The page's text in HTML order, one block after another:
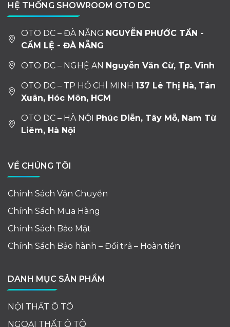
HỆ THỐNG SHOWROOM OTO DC
OTO DC – ĐÀ NẴNG NGUYỄN PHƯỚC TẦN -
CẨM LỆ - ĐÀ NẴNG
OTO DC – NGHỆ AN Nguyễn Văn Cừ, Tp. Vinh
OTO DC – TP HỒ CHÍ MINH 137 Lê Thị Hà, Tân
Xuân, Hóc Môn, HCM
OTO DC – HÀ NỘI Phúc Diễn, Tây Mỗ, Nam Từ
Liêm, Hà Nội
VỀ CHÚNG TÔI
Chính Sách Vận Chuyển
Chính Sách Mua Hàng
Chính Sách Bảo Mật
Chính Sách Bảo hành – Đổi trả – Hoàn tiền
DANH MỤC SẢN PHẨM
NỘI THẤT Ô TÔ
NGOẠI THẤT Ô TÔ